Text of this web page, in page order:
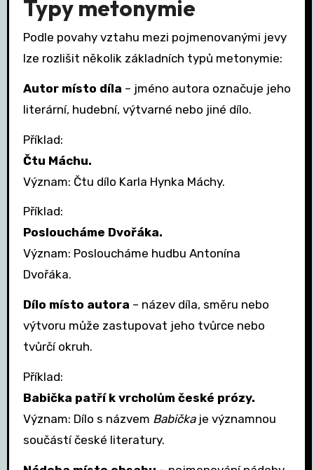
Typy metonymie
Podle povahy vztahu mezi pojmenovanými jevy
lze rozlišit několik základních typů metonymie:
Autor místo díla – jméno autora označuje jeho
literární, hudební, výtvarné nebo jiné dílo.
Příklad:
Čtu Máchu.
Význam: Čtu dílo Karla Hynka Máchy.
Příklad:
Posloucháme Dvořáka.
Význam: Posloucháme hudbu Antonína
Dvořáka.
Dílo místo autora – název díla, směru nebo
výtvoru může zastupovat jeho tvůrce nebo
tvůrčí okruh.
Příklad:
Babička patří k vrcholům české prózy.
Význam: Dílo s názvem Babičkaje významnou
součástí české literatury.